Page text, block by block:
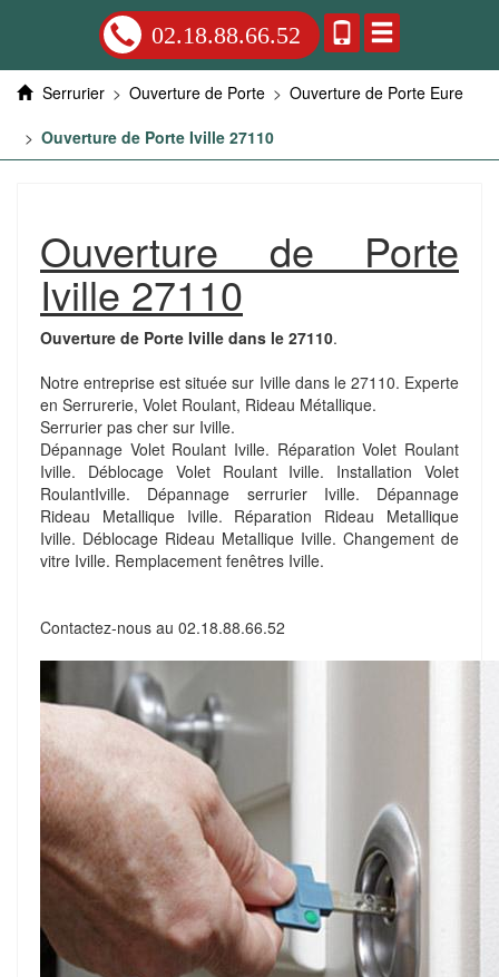
02.18.88.66.52
Serrurier > Ouverture de Porte > Ouverture de Porte Eure
> Ouverture de Porte Iville 27110
Ouverture de Porte
Iville 27110
Ouverture de Porte Iville dans le 27110.
Notre entreprise est située sur Iville dans le 27110. Experte
en Serrurerie, Volet Roulant, Rideau Métallique.
Serrurier pas cher sur Iville.
Dépannage Volet Roulant Iville. Réparation Volet Roulant
Iville. Déblocage Volet Roulant Iville. Installation Volet
RoulantIville. Dépannage serrurier Iville. Dépannage
Rideau Metallique Iville. Réparation Rideau Metallique
Iville. Déblocage Rideau Metallique Iville. Changement de
vitre Iville. Remplacement fenêtres Iville.
Contactez-nous au 02.18.88.66.52